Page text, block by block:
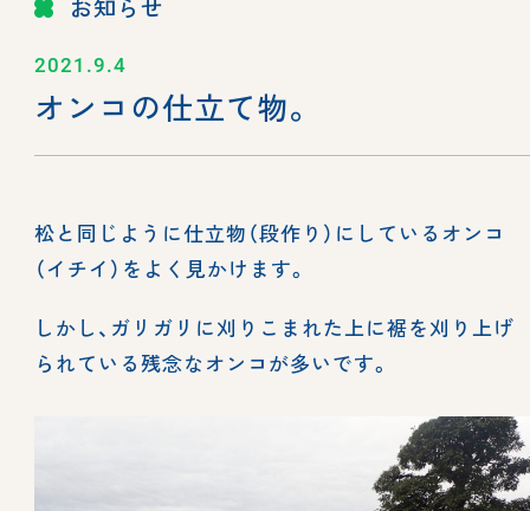
お知らせ
2021.9.4
オンコの仕立て物。
松と同じように仕立物（段作り）にしているオンコ
（イチイ）をよく見かけます。
しかし、ガリガリに刈りこまれた上に裾を刈り上げ
られている残念なオンコが多いです。